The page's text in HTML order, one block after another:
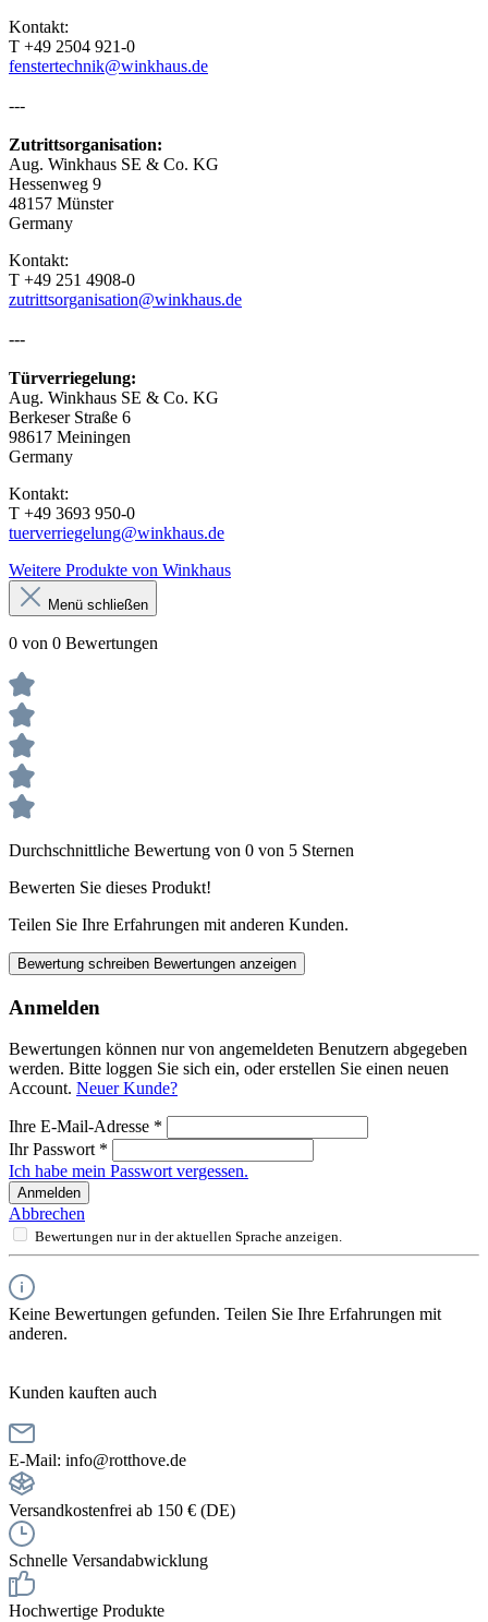
Kontakt:
T +49 2504 921-0
fenstertechnik@winkhaus.de
---
Zutrittsorganisation:
Aug. Winkhaus SE & Co. KG
Hessenweg 9
48157 Münster
Germany
Kontakt:
T +49 251 4908-0
zutrittsorganisation@winkhaus.de
---
Türverriegelung:
Aug. Winkhaus SE & Co. KG
Berkeser Straße 6
98617 Meiningen
Germany
Kontakt:
T +49 3693 950-0
tuerverriegelung@winkhaus.de
Weitere Produkte von Winkhaus
Menü schließen
0 von 0 Bewertungen
Durchschnittliche Bewertung von 0 von 5 Sternen
Bewerten Sie dieses Produkt!
Teilen Sie Ihre Erfahrungen mit anderen Kunden.
Bewertung schreiben Bewertungen anzeigen
Anmelden
Bewertungen können nur von angemeldeten Benutzern abgegeben
werden. Bitte loggen Sie sich ein, oder erstellen Sie einen neuen
Account. Neuer Kunde?
Ihre E-Mail-Adresse *
Ihr Passwort *
Ich habe mein Passwort vergessen.
Anmelden
Abbrechen
Bewertungen nur in der aktuellen Sprache anzeigen.
Keine Bewertungen gefunden. Teilen Sie Ihre Erfahrungen mit
anderen.
Kunden kauften auch
E-Mail: info@rotthove.de
Versandkostenfrei ab 150 € (DE)
Schnelle Versandabwicklung
Hochwertige Produkte